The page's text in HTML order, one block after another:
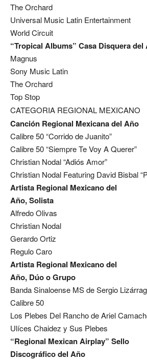
The Orchard
Universal Music Latin Entertainment
World Circuit
“Tropical Albums” Casa Disquera del
Magnus
Sony Music Latin
The Orchard
Top Stop
CATEGORIA REGIONAL MEXICANO
Canción Regional Mexicana del Año
Calibre 50 “Corrido de Juanito”
Calibre 50 “Siempre Te Voy A Querer”
Christian Nodal “Adiós Amor”
Christian Nodal Featuring David Bisbal
Artista Regional Mexicano del
Año, Solista
Alfredo Olivas
Christian Nodal
Gerardo Ortiz
Regulo Caro
Artista Regional Mexicano del
Año, Dúo o Grupo
Banda Sinaloense MS de Sergio
Calibre 50
Los Plebes Del Rancho de Ariel
Ulíces Chaidez y Sus Plebes
“Regional Mexican Airplay” Sello
Discográfico del Año